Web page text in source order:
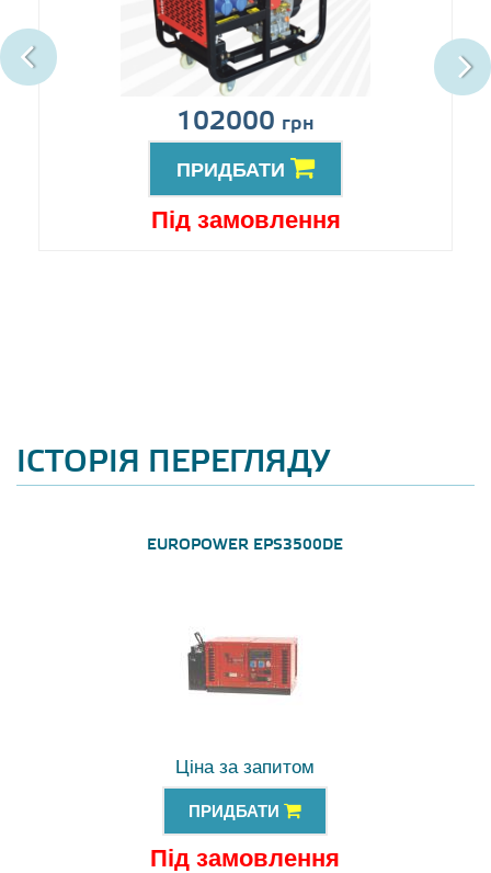
102000 грн
ПРИДБАТИ
Під замовлення
ІСТОРІЯ ПЕРЕГЛЯДУ
EUROPOWER EPS3500DE
Ціна за запитом
ПРИДБАТИ
Під замовлення